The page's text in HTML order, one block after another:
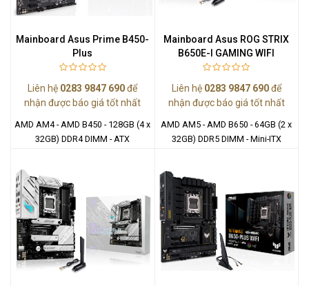
Mainboard Asus Prime B450-
Plus
Liên hệ 0283 9847 690để
nhận được báo giá tốt nhất
AMD AM4 - AMD B450 - 128GB (4 x
32GB) DDR4 DIMM - ATX
Mainboard Asus ROG STRIX
B650E-I GAMING WIFI
Liên hệ 0283 9847 690để
nhận được báo giá tốt nhất
AMD AM5 - AMD B650 - 64GB (2 x
32GB) DDR5 DIMM - Mini-ITX